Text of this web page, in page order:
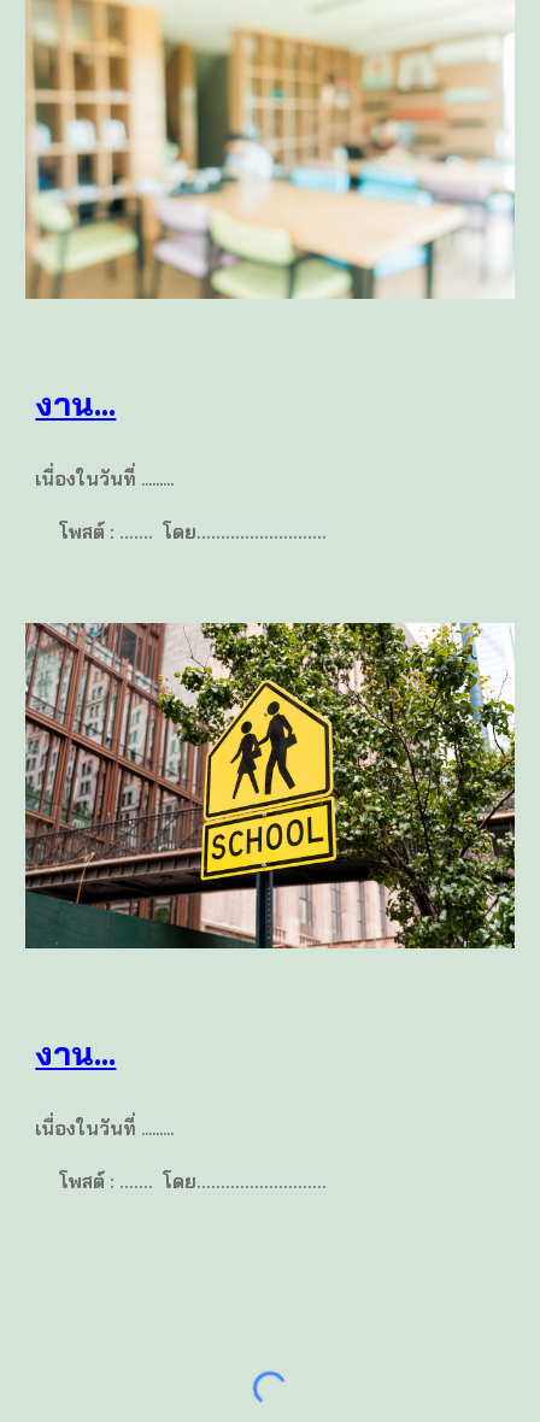
งาน...
เนื่องในวันที่ .........
โพสต์ : ....... โดย...........................
งาน...
เนื่องในวันที่ .........
โพสต์ : ....... โดย...........................